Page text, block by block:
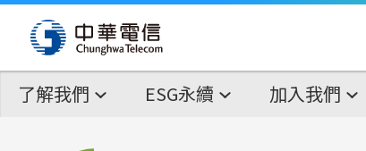
了解我們 ESG永續 加入我們